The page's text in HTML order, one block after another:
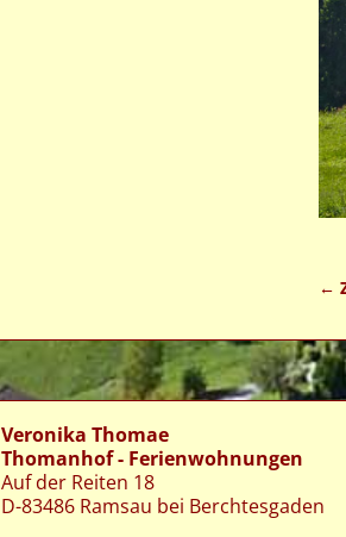
←
Veronika Thomae
Thomanhof - Ferienwohnungen
Auf der Reiten 18
D-83486 Ramsau bei Berchtesgaden